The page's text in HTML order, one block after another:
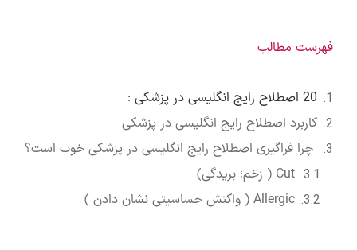
فهرست مطالب
20 اصطلاح رایج انگلیسی در پزشکی :
کاربرد اصطلاح رایج انگلیسی در پزشکی
چرا فراگیری اصطلاح رایج انگلیسی در پزشکی خوب است؟
Cut ( زخم؛ بریدگی)
Allergic ( واکنش حساسیتی نشان دادن )